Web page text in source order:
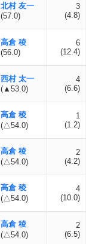
北村 友一
(57.0)
3
(4.8)
高倉 稜
(56.0)
6
(12.4)
西村 太一
(▲53.0)
4
(6.6)
高倉 稜
(△54.0)
1
(1.2)
高倉 稜
(△54.0)
2
(4.2)
高倉 稜
(△54.0)
4
(10.0)
高倉 稜
(△54.0)
2
(6.5)